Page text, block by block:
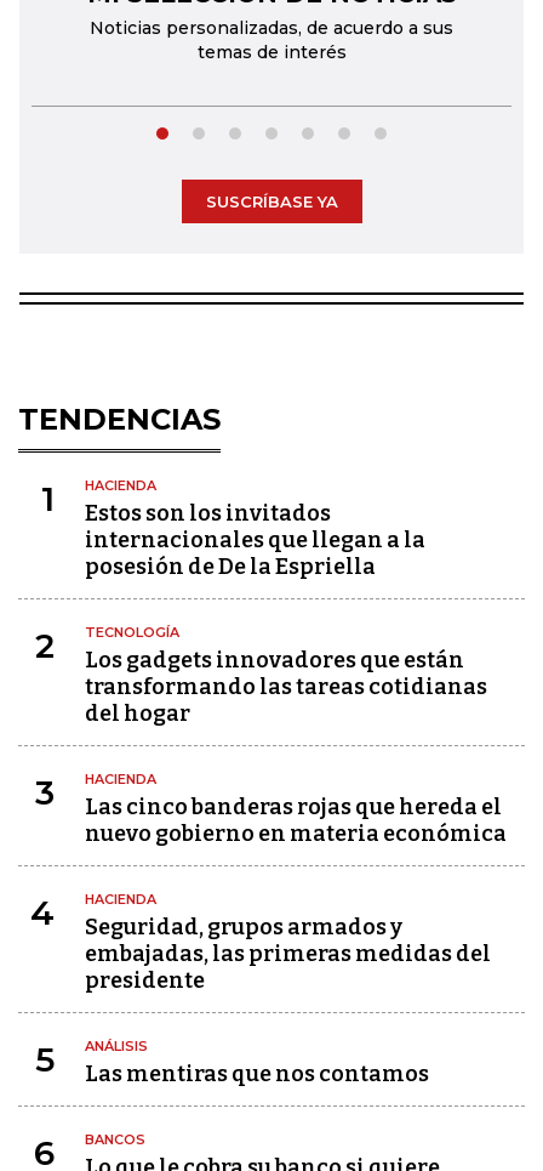
Noticias personalizadas, de acuerdo a sus
temas de interés
SUSCRÍBASE YA
TENDENCIAS
1 HACIENDA
Estos son los invitados
internacionales que llegan a la
posesión de De la Espriella
2 TECNOLOGÍA
Los gadgets innovadores que están
transformando las tareas cotidianas
del hogar
3 HACIENDA
Las cinco banderas rojas que hereda el
nuevo gobierno en materia económica
4 HACIENDA
Seguridad, grupos armados y
embajadas, las primeras medidas del
presidente
5 ANÁLISIS
Las mentiras que nos contamos
6 BANCOS